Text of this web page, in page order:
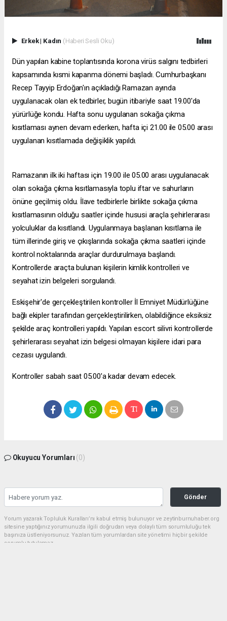
Erkek| Kadın (Haberi Sesli Oku)
Dün yapılan kabine toplantısında korona virüs salgını tedbirleri
kapsamında kısmi kapanma dönemi başladı. Cumhurbaşkanı
Recep Tayyip Erdoğan'ın açıkladığı Ramazan ayında
uygulanacak olan ek tedbirler, bugün itibariyle saat 19.00'da
yürürlüğe kondu. Hafta sonu uygulanan sokağa çıkma
kısıtlaması aynen devam ederken, hafta içi 21.00 ile 05.00 arası
uygulanan kısıtlamada değişiklik yapıldı.
Ramazanın ilk iki haftası için 19.00 ile 05.00 arası uygulanacak
olan sokağa çıkma kısıtlamasıyla toplu iftar ve sahurların
önüne geçilmiş oldu. İlave tedbirlerle birlikte sokağa çıkma
kısıtlamasının olduğu saatler içinde hususi araçla şehirlerarası
yolculuklar da kısıtlandı. Uygulanmaya başlanan kısıtlama ile
tüm illerinde giriş ve çıkışlarında sokağa çıkma saatleri içinde
kontrol noktalarında araçlar durdurulmaya başlandı.
Kontrollerde araçta bulunan kişilerin kimlik kontrolleri ve
seyahat izin belgeleri sorgulandı.
Eskişehir'de gerçekleştirilen kontroller İl Emniyet Müdürlüğüne
bağlı ekipler tarafından gerçekleştirilirken, olabildiğince eksiksiz
şekilde araç kontrolleri yapıldı. Yapılan escort silivri kontrollerde
şehirlerarası seyahat izin belgesi olmayan kişilere idari para
cezası uygulandı.
Kontroller sabah saat 05.00'a kadar devam edecek.
Okuyucu Yorumları (0)
Gönder
Yorum yazarak Topluluk Kuralları’nı kabul etmiş bulunuyor ve zeytinburnuhaber.org
sitesine yaptığınız yorumunuzla ilgili doğrudan veya dolaylı tüm sorumluluğu tek
başınıza üstleniyorsunuz. Yazılan tüm yorumlardan site yönetimi hiçbir şekilde
sorumlu tutulamaz.